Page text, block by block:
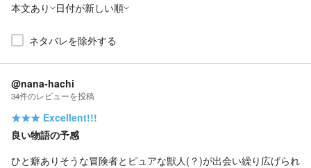
本文あり 日付が新しい順
ネタバレを除外する
@nana-hachi
34件のレビューを投稿
★★★ Excellent!!!
良い物語の予感
ひと癖ありそうな冒険者とピュアな獣人(？)が出会い繰り広げられ